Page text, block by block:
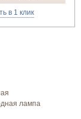
в 1 клик
лампа